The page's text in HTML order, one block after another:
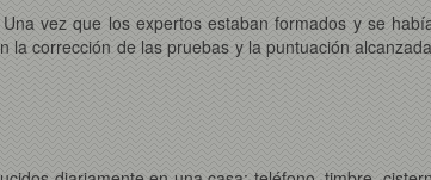
vez que los expertos estaban formados y se
corrección de las pruebas y la puntuación